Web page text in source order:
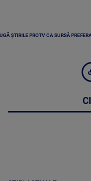
ȘTIRILE PROTV CA SURSĂ